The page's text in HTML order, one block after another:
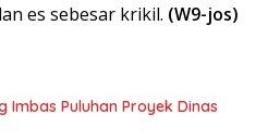
es sebesar krikil. (W9-jos)
Imbas Puluhan Proyek Dinas